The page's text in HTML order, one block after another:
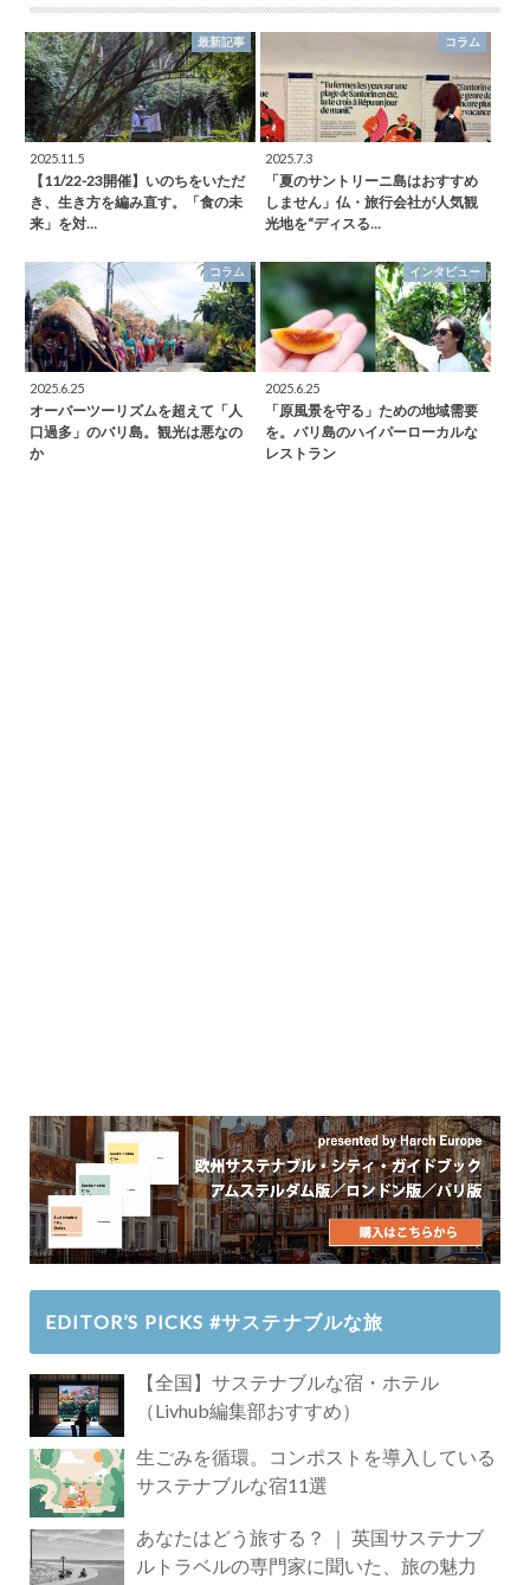
最新記事
2025.11.5
【11/22-23開催】いのちをいただ
き、生き方を編み直す。「食の未
来」を対…
コラム
2025.7.3
「夏のサントリーニ島はおすすめ
しません」仏・旅行会社が人気観
光地を“ディスる…
コラム
2025.6.25
オーバーツーリズムを超えて「人
口過多」のバリ島。観光は悪なの
か
インタビュー
2025.6.25
「原風景を守る」ための地域需要
を。バリ島のハイパーローカルな
レストラン
EDITOR’S PICKS #サステナブルな旅
【全国】サステナブルな宿・ホテル
（Livhub編集部おすすめ）
生ごみを循環。コンポストを導入している
サステナブルな宿11選
あなたはどう旅する？ ｜ 英国サステナブ
ルトラベルの専門家に聞いた、旅の魅力